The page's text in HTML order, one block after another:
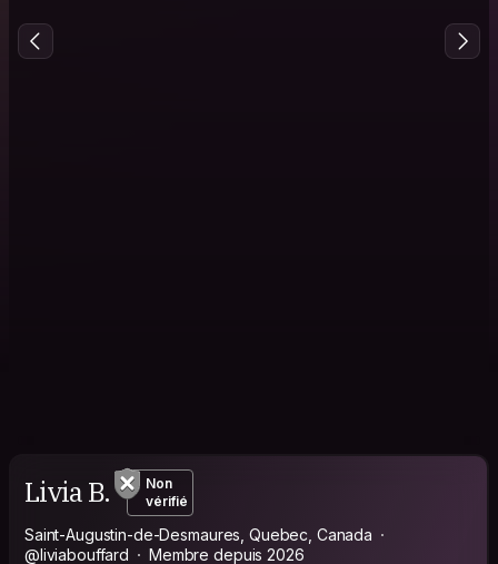
Livia B.
Non
vérifié
Saint-Augustin-de-Desmaures, Quebec, Canada
@liviabouffard
Membre depuis 2026